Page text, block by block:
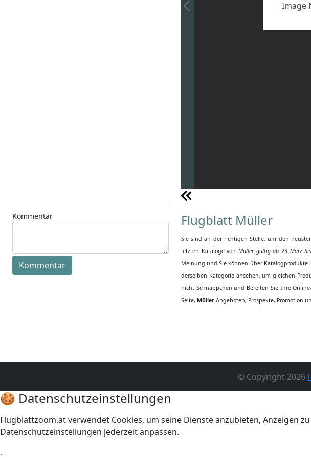
Kommentar
Kommentar
Image
Flugblatt Müller
Sie sind an der richtigen Stelle, um den
letzten Kataloge von Müller gültig ab 23 März
Meinung und Sie können über Katalogprodukte
derselben Kategorie ansehen, um gleichen
nicht Schnäppchen und Bereiten Sie Ihre
Seite, Müller Angeboten, Prospekte, Promotion
© Copyright 2026
🍪 Datenschutzeinstellungen
Flugblattzoom.at verwendet Cookies, um seine Dienste anzubieten, Anzeigen
Datenschutzeinstellungen jederzeit anpassen.
.